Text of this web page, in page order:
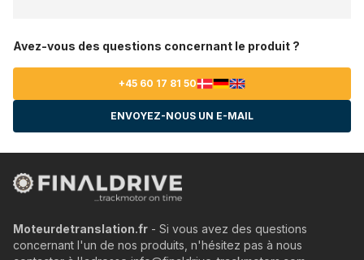
Avez-vous des questions concernant le produit ?
+45 60 17 81 50
ENVOYEZ-NOUS UN E-MAIL
Moteurdetranslation.fr - Si vous avez des questions
concernant l'un de nos produits, n'hésitez pas à nous